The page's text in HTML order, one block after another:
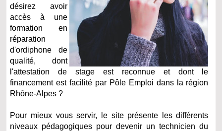
désirez avoir
accès à une
formation en
réparation
d'ordiphone de
qualité, dont
l'attestation de stage est reconnue et dont le
financement est facilité par Pôle Emploi dans la région
Rhône-Alpes ?
Pour mieux vous servir, le site présente les différents
niveaux pédagogiques pour devenir un technicien du